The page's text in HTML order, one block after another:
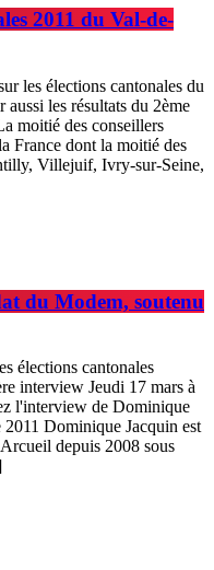
2011 du Val-de-
les élections cantonales du
les résultats du 2ème
moitié des conseillers
France dont la moitié des
Villejuif, Ivry-sur-Seine,
du Modem, soutenu
élections cantonales
interview Jeudi 17 mars à
l'interview de Dominique
Dominique Jacquin est
depuis 2008 sous